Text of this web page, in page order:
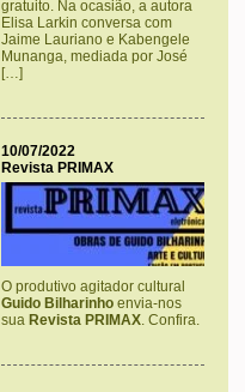
gratuito. Na ocasião, a autora
Elisa Larkin conversa com
Jaime Lauriano e Kabengele
Munanga, mediada por José
[…]
10/07/2022
Revista PRIMAX
O produtivo agitador cultural
Guido Bilharinho envia-nos
sua Revista PRIMAX. Confira.